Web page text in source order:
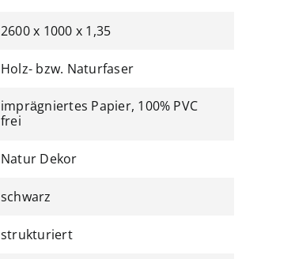
2600 x 1000 x 1,35
Holz- bzw. Naturfaser
imprägniertes Papier, 100% PVC
frei
Natur Dekor
schwarz
strukturiert